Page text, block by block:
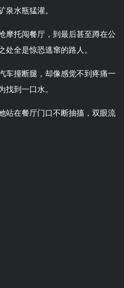
泉水瓶猛灌。
摩托闯餐厅，到最后甚至蹲在公
处全是惊恐逃窜的路人。
车撞断腿，却像感觉不到疼痛一
找到一口水。
站在餐厅门口不断抽搐，双眼流